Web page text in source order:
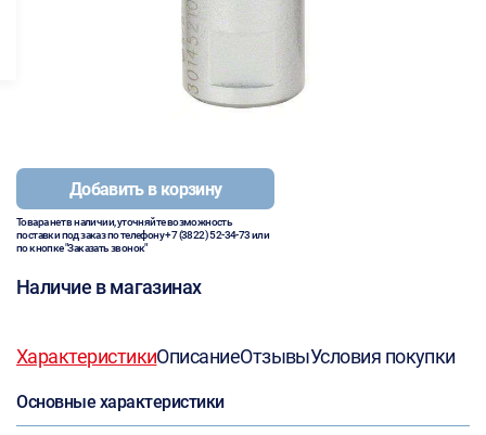
Добавить в корзину
Товара нет в наличии, уточняйте возможность
поставки под заказ по телефону+7 (3822) 52-34-73или
по кнопке "Заказать звонок"
Наличие в магазинах
ХарактеристикиОписаниеОтзывыУсловия покупки
Основные характеристики